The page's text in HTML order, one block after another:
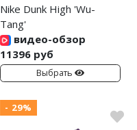
Nike Dunk High 'Wu-
Tang'
видео-обзор
11396 руб
Выбрать
- 29%